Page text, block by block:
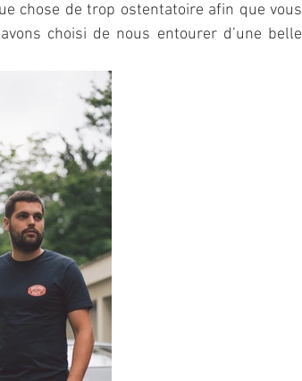
chose de trop ostentatoire afin que vous
choisi de nous entourer d’une belle